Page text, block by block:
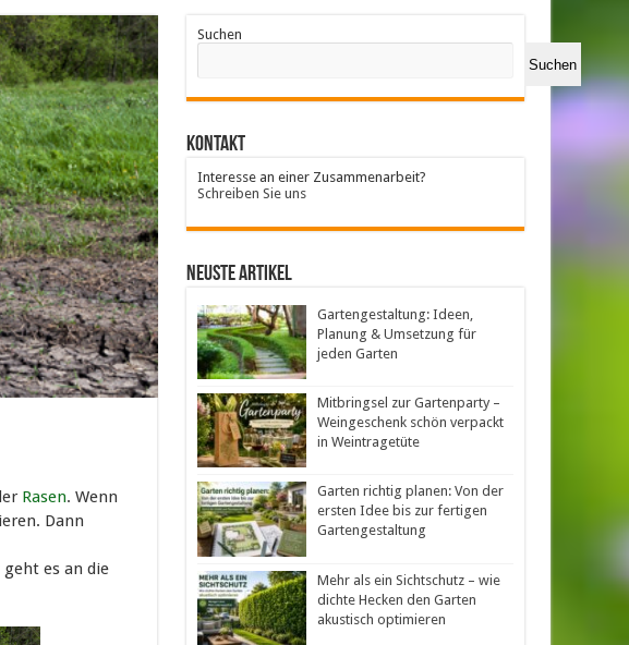
Rasen. Wenn
Dann
es an die
Suchen
Suchen
Kontakt
Interesse an einer Zusammenarbeit?
Schreiben Sie uns
neuste Artikel
Gartengestaltung: Ideen,
Planung & Umsetzung für
jeden Garten
Mitbringsel zur Gartenparty –
Weingeschenk schön verpackt
in Weintragetüte
Garten richtig planen: Von der
ersten Idee bis zur fertigen
Gartengestaltung
Mehr als ein Sichtschutz – wie
dichte Hecken den Garten
akustisch optimieren